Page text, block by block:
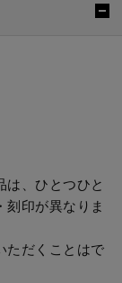
は、ひとつひと
刻印が異なりま
ただくことはで